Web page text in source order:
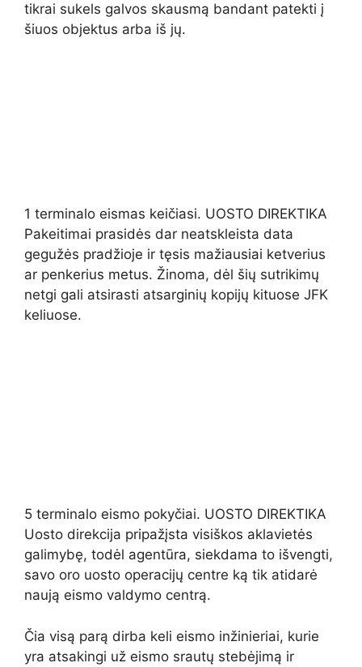
tikrai sukels galvos skausmą bandant patekti į
šiuos objektus arba iš jų.
1 terminalo eismas keičiasi. UOSTO DIREKTIKA
Pakeitimai prasidės dar neatskleista data
gegužės pradžioje ir tęsis mažiausiai ketverius
ar penkerius metus. Žinoma, dėl šių sutrikimų
netgi gali atsirasti atsarginių kopijų kituose JFK
keliuose.
5 terminalo eismo pokyčiai. UOSTO DIREKTIKA
Uosto direkcija pripažįsta visiškos aklavietės
galimybę, todėl agentūra, siekdama to išvengti,
savo oro uosto operacijų centre ką tik atidarė
naują eismo valdymo centrą.
Čia visą parą dirba keli eismo inžinieriai, kurie
yra atsakingi už eismo srautų stebėjimą ir